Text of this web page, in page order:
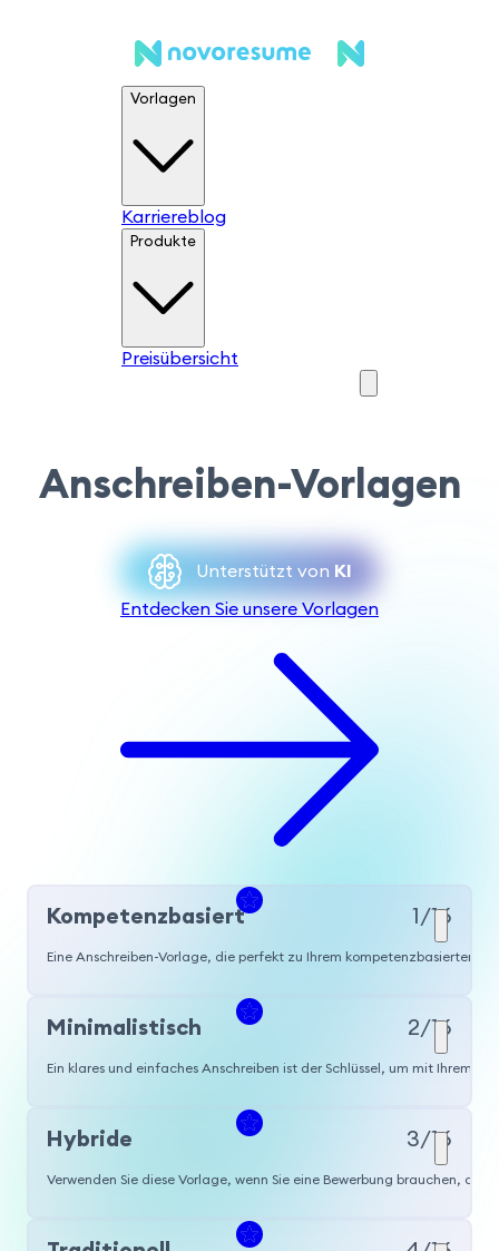
Vorlagen
Karriereblog
Produkte
Preisübersicht
Anschreiben-Vorlagen
Unterstützt von KI
Entdecken Sie unsere Vorlagen
Kompetenzbasiert 1/16
Eine Anschreiben-Vorlage, die perfekt zu Ihrem kompetenzbasierten
Minimalistisch 2/16
Ein klares und einfaches Anschreiben ist der Schlüssel, um mit Ihrem
Hybride 3/16
Verwenden Sie diese Vorlage, wenn Sie eine Bewerbung brauchen,